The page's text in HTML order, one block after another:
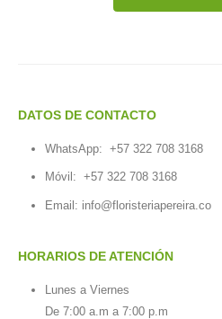
DATOS DE CONTACTO
WhatsApp: +57 322 708 3168
Móvil: +57 322 708 3168
Email: info@floristeriapereira.co
HORARIOS DE ATENCIÓN
Lunes a Viernes
De 7:00 a.m a 7:00 p.m